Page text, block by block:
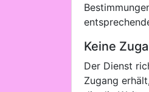
Keine
Der Dienst
Zugang